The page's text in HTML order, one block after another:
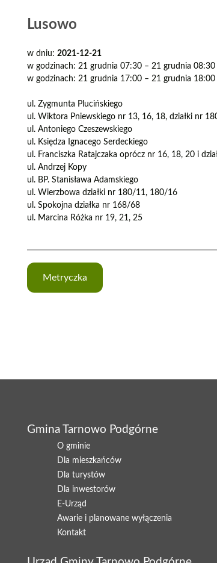
Lusowo
w dniu: 2021-12-21
w godzinach: 21 grudnia 07:30 – 21 grudnia 08:30
w godzinach: 21 grudnia 17:00 – 21 grudnia 18:00
ul. Zygmunta Plucińskiego
ul. Wiktora Pniewskiego nr 13, 16, 18, działki nr
ul. Antoniego Czeszewskiego
ul. Księdza Ignacego Serdeckiego
ul. Franciszka Ratajczaka oprócz nr 16, 18, 20 i
ul. Andrzej Kopy
ul. BP. Stanisława Adamskiego
ul. Wierzbowa działki nr 180/11, 180/16
ul. Spokojna działka nr 168/68
ul. Marcina Różka nr 19, 21, 25
Metryczka
Gmina Tarnowo Podgórne
O gminie
Dla mieszkańców
Dla turystów
Dla inwestorów
E-Urząd
Awarie i planowane wyłączenia
Kontakt